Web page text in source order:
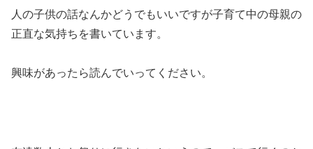
人の子供の話なんかどうでもいいですが子育て中の母親の
正直な気持ちを書いています。
興味があったら読んでいってください。